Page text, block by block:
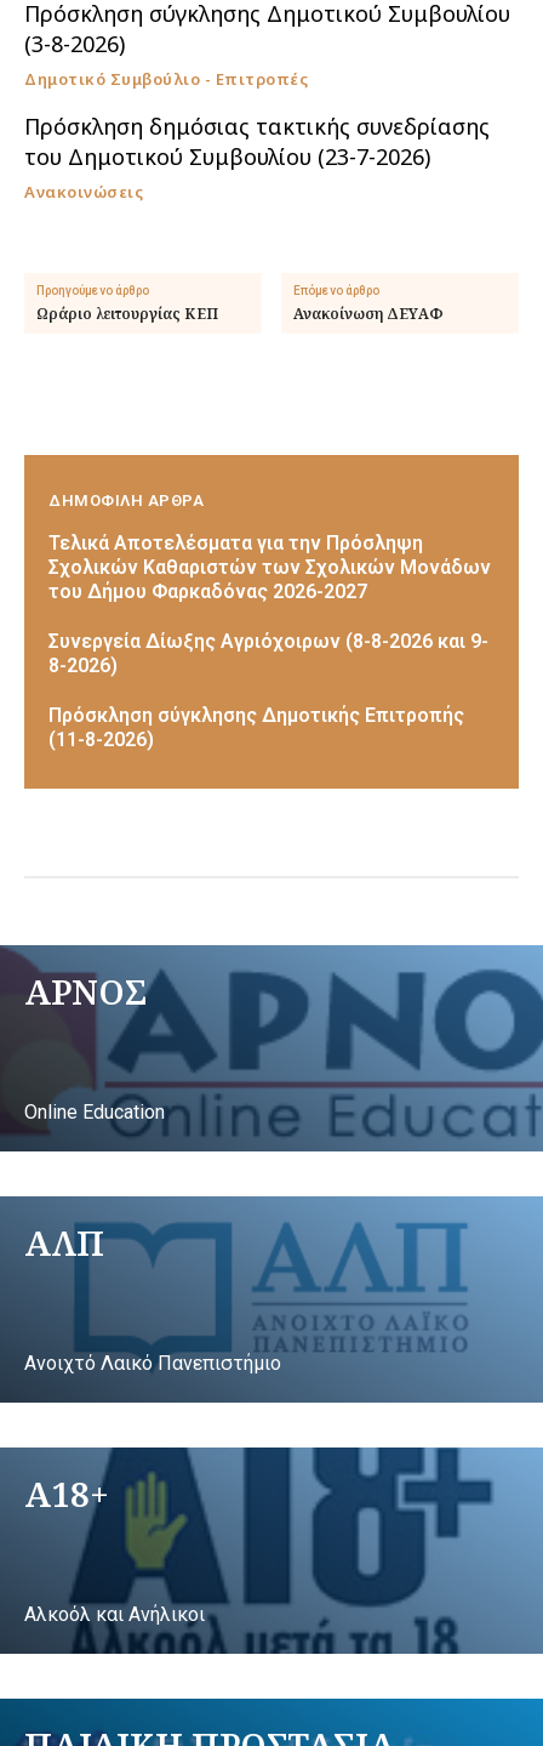
Πρόσκληση σύγκλησης Δημοτικού Συμβουλίου
(3-8-2026)
Δημοτικό Συμβούλιο - Επιτροπές
Πρόσκληση δημόσιας τακτικής συνεδρίασης
του Δημοτικού Συμβουλίου (23-7-2026)
Ανακοινώσεις
Προηγούμενο άρθρο
Ωράριο λειτουργίας ΚΕΠ
Επόμενο άρθρο
Ανακοίνωση ΔΕΥΑΦ
ΔΗΜΟΦΙΛΗ ΑΡΘΡΑ
Τελικά Αποτελέσματα για την Πρόσληψη
Σχολικών Καθαριστών των Σχολικών Μονάδων
του Δήμου Φαρκαδόνας 2026-2027
Συνεργεία Δίωξης Αγριόχοιρων (8-8-2026 και 9-
8-2026)
Πρόσκληση σύγκλησης Δημοτικής Επιτροπής
(11-8-2026)
ΑΡΝΟΣ
Online Education
ΑΛΠ
Ανοιχτό Λαικό Πανεπιστήμιο
A18+
Αλκοόλ και Ανήλικοι